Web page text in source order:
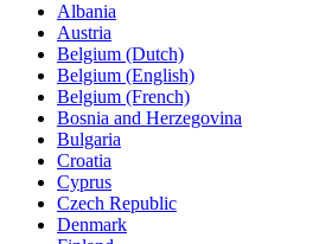
Albania
Austria
Belgium (Dutch)
Belgium (English)
Belgium (French)
Bosnia and Herzegovina
Bulgaria
Croatia
Cyprus
Czech Republic
Denmark